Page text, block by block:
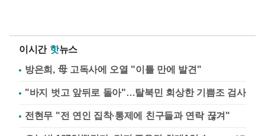
이시간 핫뉴스
방은희, 母 고독사에 오열 "이틀 만에 발견"
"바지 벗고 앞뒤로 돌아"…탈북민 회상한 기쁨조 검사
전현무 "전 연인 집착·통제에 친구들과 연락 끊겨"